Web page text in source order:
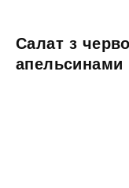
Салат з
апельсинами